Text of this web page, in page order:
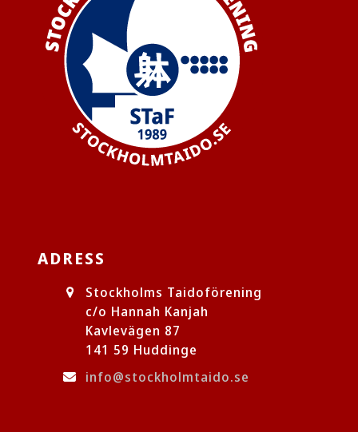
ADRESS
Stockholms Taidoförening
c/o Hannah Kanjah
Kavlevägen 87
141 59 Huddinge
info@stockholmtaido.se